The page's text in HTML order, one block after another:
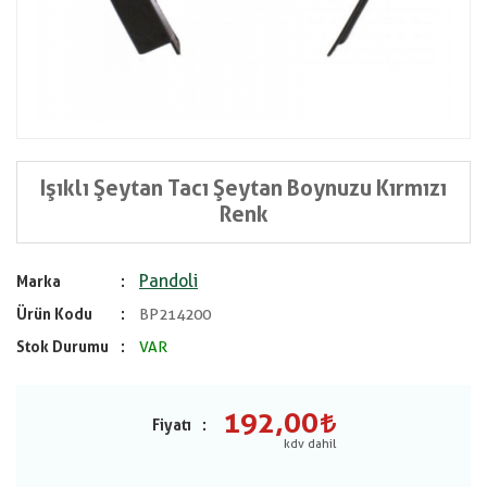
Işıklı Şeytan Tacı Şeytan Boynuzu Kırmızı
Renk
Marka Pandoli
Ürün Kodu
BP214200
Stok Durumu
VAR
Fiyatı 192,00